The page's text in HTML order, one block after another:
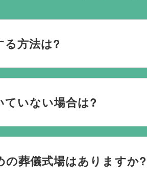
る方法は?
。
ていない場合は?
ます。
の葬儀式場はありますか?